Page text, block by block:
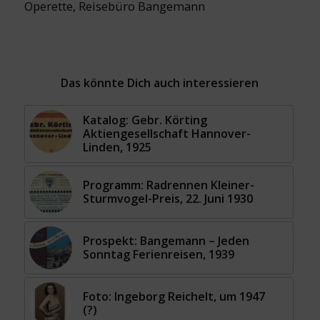
Operette, Reisebüro Bangemann
Das könnte Dich auch interessieren
Katalog: Gebr. Körting
Aktiengesellschaft Hannover-
Linden, 1925
Programm: Radrennen Kleiner-
Sturmvogel-Preis, 22. Juni 1930
Prospekt: Bangemann – Jeden
Sonntag Ferienreisen, 1939
Foto: Ingeborg Reichelt, um 1947
(?)